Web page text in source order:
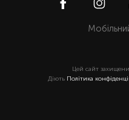
Цей сайт
Діють Політика